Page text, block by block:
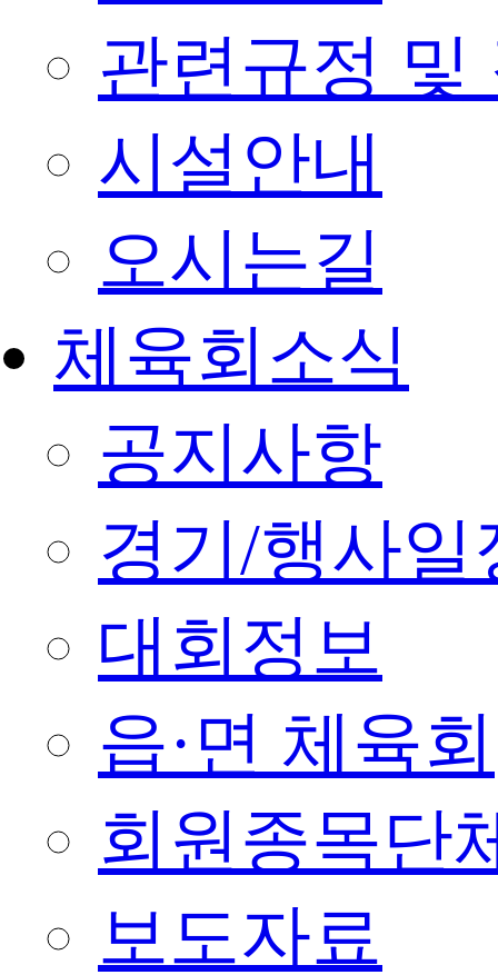
관련규정 및
시설안내
오시는길
체육회소식
공지사항
경기/행사일
대회정보
읍·면 체육회
회원종목단
보도자료